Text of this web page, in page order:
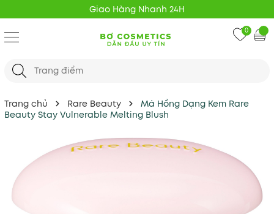
Freeship 20K mọi đơn hàng
0
Trang chủ Rare Beauty
Má Hồng Dạng Kem Rare
Beauty Stay Vulnerable Melting Blush